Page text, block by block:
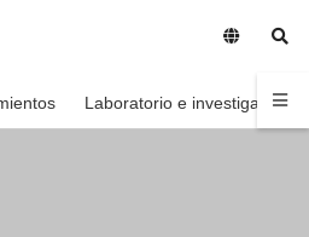
Laboratorio e investigación